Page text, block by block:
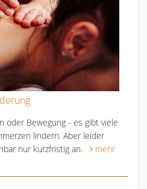
oder Bewegung - es gibt viele
lindern. Aber leider
nur kurzfristig an.
mehr